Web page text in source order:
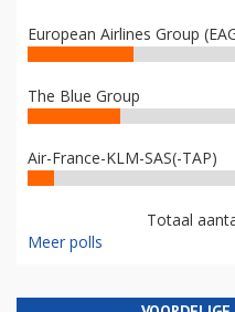
European Airlines Group
The Blue Group
Air-France-KLM-SAS(-TAP)
Totaal
Meer polls